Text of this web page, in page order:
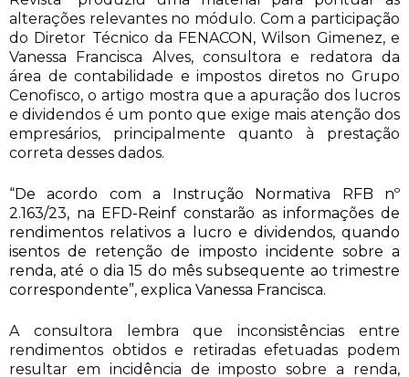
alterações relevantes no módulo. Com a participação
do Diretor Técnico da FENACON, Wilson Gimenez, e
Vanessa Francisca Alves, consultora e redatora da
área de contabilidade e impostos diretos no Grupo
Cenofisco, o artigo mostra que a apuração dos lucros
e dividendos é um ponto que exige mais atenção dos
empresários, principalmente quanto à prestação
correta desses dados.
“De acordo com a Instrução Normativa RFB nº
2.163/23, na EFD-Reinf constarão as informações de
rendimentos relativos a lucro e dividendos, quando
isentos de retenção de imposto incidente sobre a
renda, até o dia 15 do mês subsequente ao trimestre
correspondente”, explica Vanessa Francisca.
A consultora lembra que inconsistências entre
rendimentos obtidos e retiradas efetuadas podem
resultar em incidência de imposto sobre a renda,